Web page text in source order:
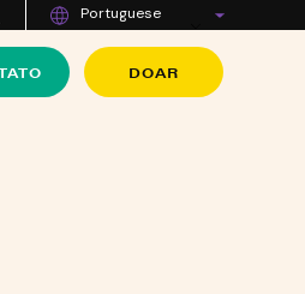
Portuguese
DOAR